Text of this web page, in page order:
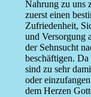
Nahrung zu uns
zuerst einen
Zufriedenheit,
und Versorgung
der Sehnsucht
beschäftigen.
sind zu sehr
oder
dem Herzen